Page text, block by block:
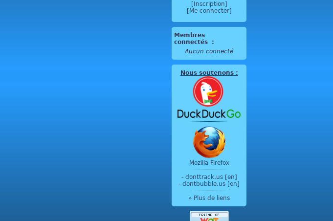
[Inscription]
[Me connecter]
Membres
connectés
:
Aucun connecté
Nous soutenons:
Mozilla Firefox
- donttrack.us [en]
- dontbubble.us [en]
» Plus de liens